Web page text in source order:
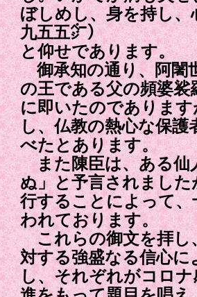
ぼしめし、身を持し
九五五㌻）
と仰せであります。
御承知の通り、阿闍
の王である父の頻婆裟
に即いたのでありま
し、仏教の熱心な保護
べたとあります。
また陳臣は、ある仙
ぬ」と予言されまし
行することによって
われております。
これらの御文を拝し
対する強盛なる信心
し、それぞれがコロ